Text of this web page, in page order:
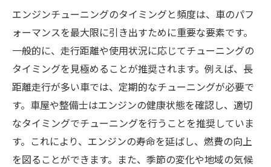
リスト
オイルや冷却液の変色で判断するトラブル
サイン
エンジン振動の原因とその対処法
プロが教える異常を早期発見するための方
法
プロが薦めるエンジン寿命を延ばすための定期
メンテナンスのポイント
エンジンチューニングのタイミングと頻度は、車のパフ
ォーマンスを最大限に引き出すために重要な要素です。
一般的に、走行距離や使用状況に応じてチューニングの
タイミングを見極めることが推奨されます。例えば、長
距離走行が多い車では、定期的なチューニングが必要で
す。車屋や整備士はエンジンの健康状態を確認し、適切
なタイミングでチューニングを行うことを推奨していま
す。これにより、エンジンの寿命を延ばし、燃費の向上
を図ることができます。また、季節の変化や地域の気候